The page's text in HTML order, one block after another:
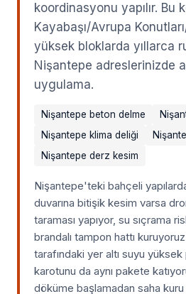
koordinasyonu yapılır. Bu
Kayabaşı/Avrupa
yüksek bloklarda yıllarca
Nişantepe adreslerinizde
uygulama.
Nişantepe beton delme
Nişantepe klima deliği
Nişantepe derz kesim
Nişantepe'teki bahçeli
duvarına bitişik kesim varsa
taraması yapıyor, su sıçrama
brandalı tampon hattı
tarafındaki yer altı suyu
karotunu da aynı pakete
döküme başlamadan saha